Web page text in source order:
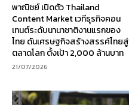
พาณิชย์ เปิดตัว Thailand
Content Market เวทีธุรกิจคอน
เทนต์ระดับนานาชาติงานแรกของ
ไทย ดันเศรษฐกิจสร้างสรรค์ไทยสู่
ตลาดโลก ตั้งเป้า 2,000 ล้านบาท
21/07/2026